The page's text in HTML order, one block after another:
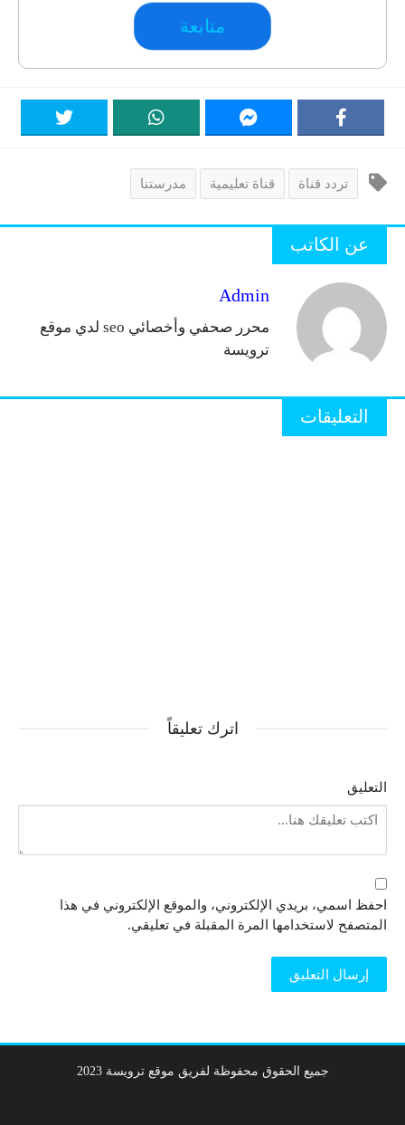
متابعة
تردد قناة قناة تعليمية مدرستنا
عن الكاتب
Admin
محرر صحفي وأخصائي seo لدي موقع
ترويسة
التعليقات
اترك تعليقاً
التعليق
احفظ اسمي، بريدي الإلكتروني، والموقع الإلكتروني في هذا
المتصفح لاستخدامها المرة المقبلة في تعليقي.
جميع الحقوق محفوظة لفريق موقع ترويسة 2023